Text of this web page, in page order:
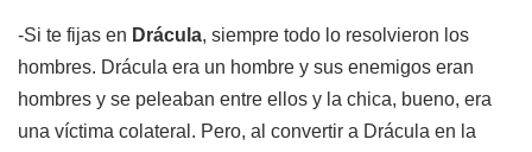
-Si te fijas en Drácula, siempre todo lo resolvieron los
hombres. Drácula era un hombre y sus enemigos eran
hombres y se peleaban entre ellos y la chica, bueno, era
una víctima colateral. Pero, al convertir a Drácula en la